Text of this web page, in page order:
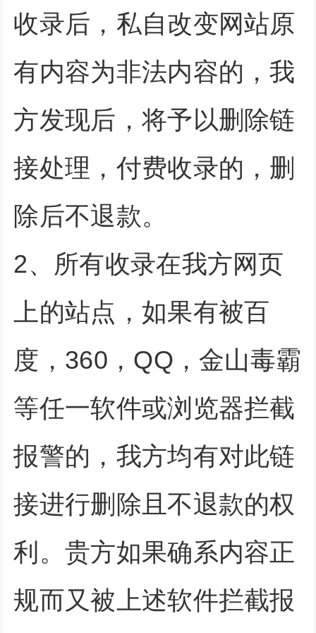
收录后，私自改变网站原
有内容为非法内容的，我
方发现后，将予以删除链
接处理，付费收录的，删
除后不退款。
2、所有收录在我方网页
上的站点，如果有被百
度，360，QQ，金山毒霸
等任一软件或浏览器拦截
报警的，我方均有对此链
接进行删除且不退款的权
利。贵方如果确系内容正
规而又被上述软件拦截报